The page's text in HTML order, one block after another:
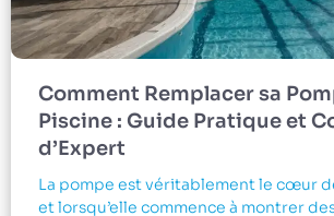
Comment Remplacer sa
Piscine : Guide Pratique et
d’Expert
La pompe est véritablement le cœur
et lorsqu’elle commence à montrer